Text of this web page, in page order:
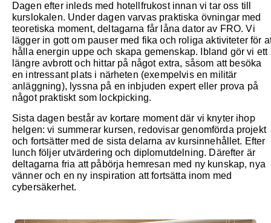
Dagen efter inleds med hotellfrukost innan vi tar oss till
kurslokalen. Under dagen varvas praktiska övningar med
teoretiska moment, deltagarna får låna dator av FRO. Vi
lägger in gott om pauser med fika och roliga aktiviteter för
hålla energin uppe och skapa gemenskap. Ibland gör vi ett
längre avbrott och hittar på något extra, såsom att besöka
en intressant plats i närheten (exempelvis en militär
anläggning), lyssna på en inbjuden expert eller prova på
något praktiskt som lockpicking.
Sista dagen består av kortare moment där vi knyter ihop
helgen: vi summerar kursen, redovisar genomförda projekt
och fortsätter med de sista delarna av kursinnehållet. Efter
lunch följer utvärdering och diplomutdelning. Därefter är
deltagarna fria att påbörja hemresan med ny kunskap, nya
vänner och en ny inspiration att fortsätta inom med
cybersäkerhet.